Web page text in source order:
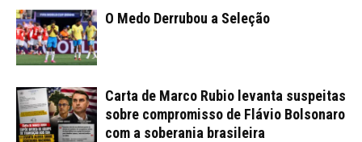
O Medo Derrubou a Seleção
Carta de Marco Rubio levanta suspeitas
sobre compromisso de Flávio Bolsonaro
com a soberania brasileira